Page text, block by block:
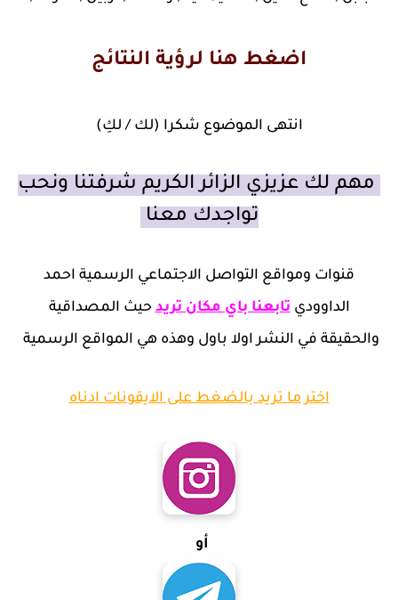
اضغط هنا لرؤية النتائج
انتهى الموضوع شكرا (لك / لكِ)
مهم لك عزيزي الزائر الكريم شرفتنا ونحب
تواجدك معنا
قنوات ومواقع التواصل الاجتماعي الرسمية احمد
الداووديتابعنا باي مكان تريدحيث المصداقية
والحقيقة في النشر اولا باول وهذه هي المواقع الرسمية
اختر ما تريد بالضغط على الايقونات ادناه
أو